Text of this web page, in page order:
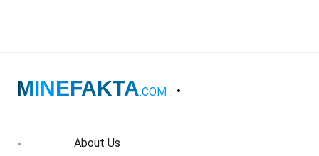
MINEFAKTA.COM
About Us